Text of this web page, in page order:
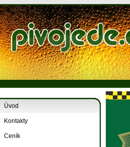
Úvod
Kontakty
Ceník